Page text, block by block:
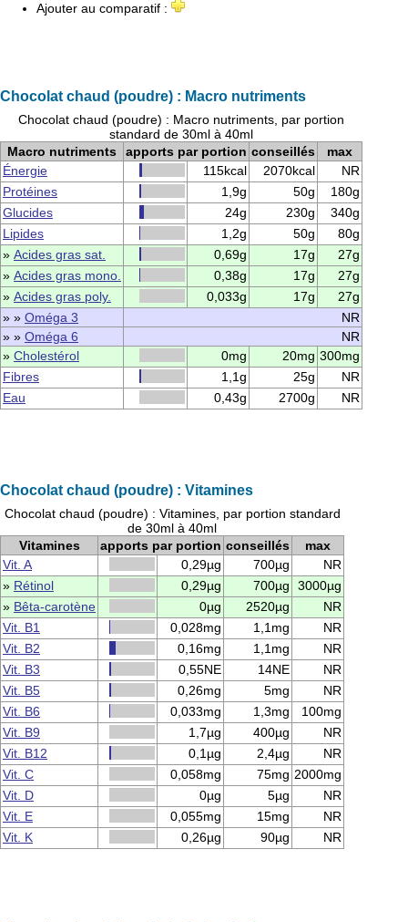
Ajouter au comparatif :
Chocolat chaud (poudre) : Macro nutriments
Chocolat chaud (poudre) : Macro nutriments, par portion
standard de 30ml à 40ml
Macro nutriments
apports par portion conseillés
max
Énergie
115kcal 2070kcal
NR
Protéines
1,9g 50g
180g
Glucides
24g 230g
340g
Lipides
1,2g 50g
80g
» Acides gras sat. 0,69g 17g
27g
» Acides gras mono. 0,38g 17g
27g
» Acides gras poly. 0,033g 17g
27g
» » Oméga 3
NR
» » Oméga 6
NR
» Cholestérol 0mg 20mg 300mg
Fibres
1,1g 25g
NR
Eau
0,43g 2700g NR
Chocolat chaud (poudre) : Vitamines
Chocolat chaud (poudre) : Vitamines, par portion standard
de 30ml à 40ml
Vitamines
apports par portion conseillés
max
Vit. A
0,29µg 700µg
NR
» Rétinol 0,29µg 700µg
3000µg
» Bêta-carotène 0µg 2520µg
NR
Vit. B1
0,028mg 1,1mg
NR
Vit. B2
0,16mg 1,1mg
NR
Vit. B3
0,55NE 14NE
NR
Vit. B5
0,26mg 5mg
NR
Vit. B6
0,033mg 1,3mg
100mg
Vit. B9
1,7µg 400µg
NR
Vit. B12
0,1µg 2,4µg
NR
Vit. C
0,058mg 75mg 2000mg
Vit. D
0µg 5µg
NR
Vit. E
0,055mg 15mg
NR
Vit. K
0,26µg 90µg NR